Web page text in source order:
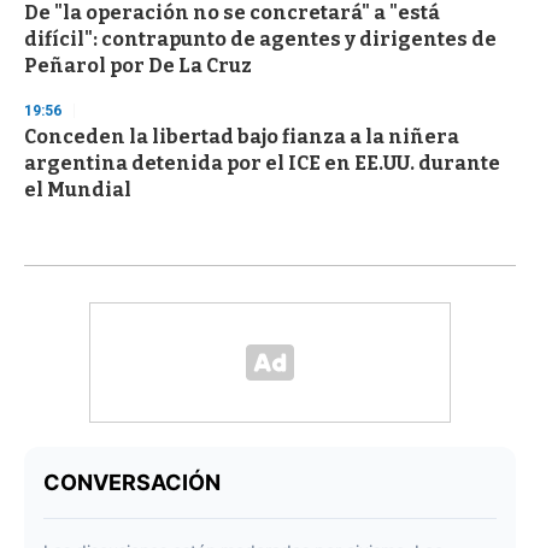
De "la operación no se concretará" a "está
difícil": contrapunto de agentes y dirigentes de
Peñarol por De La Cruz
19:56
Conceden la libertad bajo fianza a la niñera
argentina detenida por el ICE en EE.UU. durante
el Mundial